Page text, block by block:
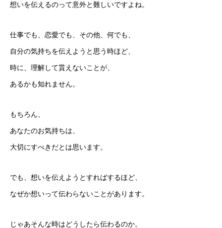
想いを伝えるのって意外と難しいですよね。
仕事でも、恋愛でも、その他、何でも、
自分の気持ちを伝えようと思う時ほど、
時に、理解して貰えないことが、
あるかも知れません。
もちろん、
あなたのお気持ちは、
大切にすべきだとは思います。
でも、想いを伝えようとすればするほど、
なぜか想いって伝わらないことがあります。
じゃあそんな時はどうしたら伝わるのか。